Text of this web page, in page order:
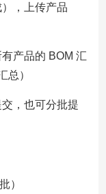
，上传产品
产品的 BOM 汇
总）
，也可分批提
）